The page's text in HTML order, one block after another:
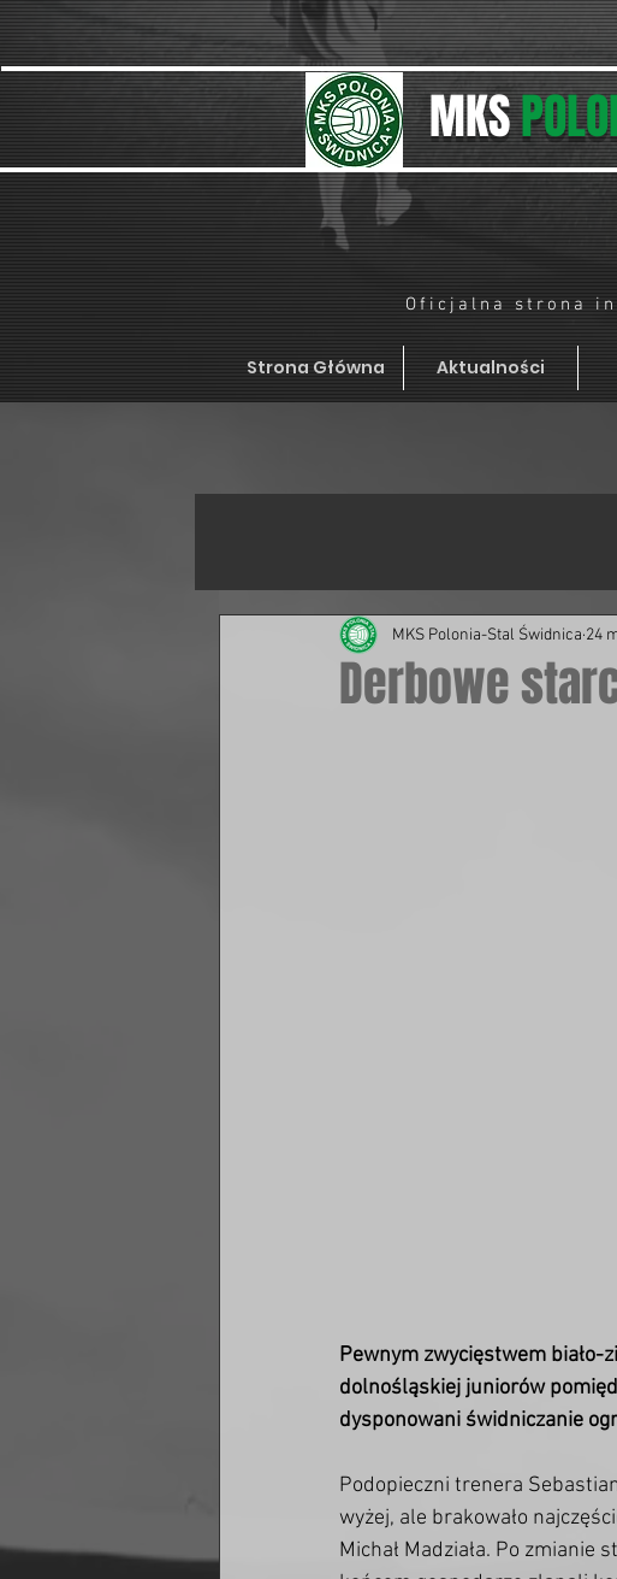
MKS
Oficjalna strona
Strona Główna Aktualności
Derbowe
MKS Polonia-Stal Świdnica 24
Pewnym zwycięstwem biało-
dolnośląskiej juniorów
dysponowani świdniczanie
Podopieczni trenera
wyżej, ale brakowało
Michał Madziała. Po zmianie